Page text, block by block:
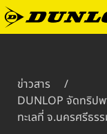
ข่าวสาร
/
DUNLOP จัดทริปพ
ทะเลที่ จ.นครศรีธร